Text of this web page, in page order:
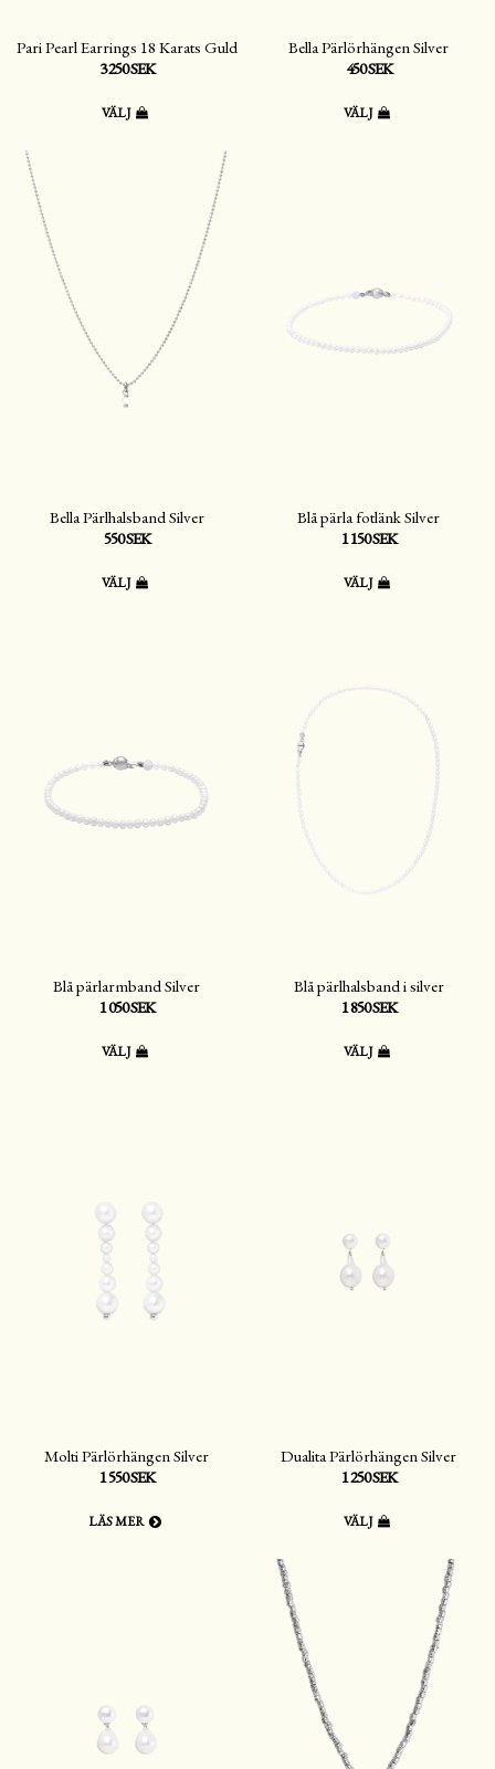
Pari Pearl Earrings 18 Karats Guld
3 250 SEK
VÄLJ
Bella Pärlörhängen Silver
450 SEK
VÄLJ
Bella Pärlhalsband Silver
550 SEK
VÄLJ
Blå pärla fotlänk Silver
1 150 SEK
VÄLJ
Blå pärlarmband Silver
1 050 SEK
VÄLJ
Blå pärlhalsband i silver
1 850 SEK
VÄLJ
Molti Pärlörhängen Silver
1 550 SEK
LÄS MER
Dualita Pärlörhängen Silver
1 250 SEK
VÄLJ